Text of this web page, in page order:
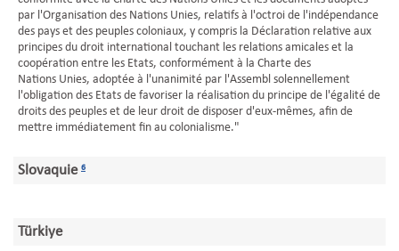
par l'Organisation des Nations Unies, relatifs à l'octroi de l'indépendance
des pays et des peuples coloniaux, y compris la Déclaration relative aux
principes du droit international touchant les relations amicales et la
coopération entre les Etats, conformément à la Charte des
Nations Unies, adoptée à l'unanimité par l'Assembl solennellement
l'obligation des Etats de favoriser la réalisation du principe de l'égalité de
droits des peuples et de leur droit de disposer d'eux-mêmes, afin de
mettre immédiatement fin au colonialisme."
Slovaquie 6
Türkiye